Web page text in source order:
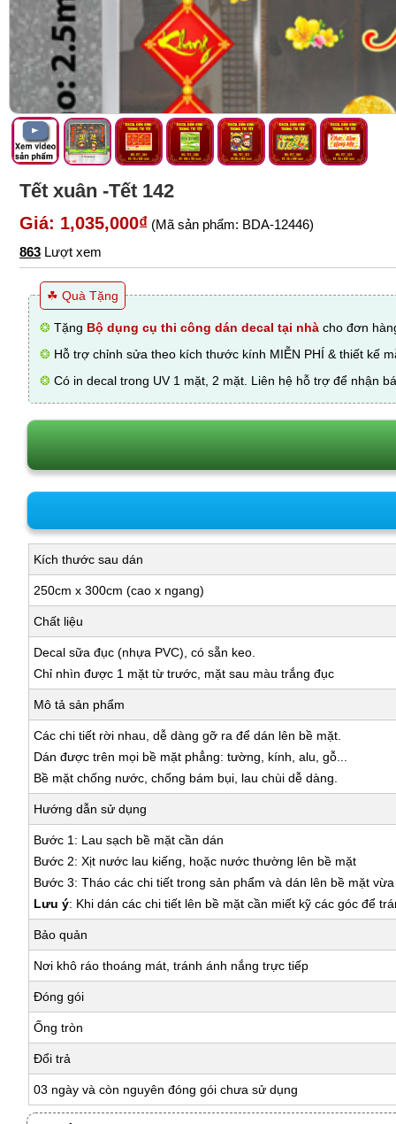
Tết xuân -Tết 142
Giá: 1,035,000₫ (Mã sản phẩm: BDA-12446)
863 Lượt xem
☘ Quà Tặng
❂ Tặng Bộ dụng cụ thi công dán decal tại nhà cho đơn
❂ Hỗ trợ chỉnh sửa theo kích thước kính MIỄN PHÍ & thiết kế
❂ Có in decal trong UV 1 mặt, 2 mặt. Liên hệ hỗ trợ để nhận
Kích thước sau dán
250cm x 300cm (cao x ngang)
Chất liệu
Decal sữa đục (nhựa PVC), có sẵn keo.
Chỉ nhìn được 1 mặt từ trước, mặt sau màu trắng đục
Mô tả sản phẩm
Các chi tiết rời nhau, dễ dàng gỡ ra để dán lên bề mặt.
Dán được trên mọi bề mặt phẳng: tường, kính, alu, gỗ...
Bề mặt chống nước, chống bám bụi, lau chùi dễ dàng.
Hướng dẫn sử dụng
Bước 1: Lau sạch bề mặt cần dán
Bước 2: Xịt nước lau kiếng, hoặc nước thường lên bề mặt
Bước 3: Tháo các chi tiết trong sản phẩm và dán lên bề mặt
Lưu ý: Khi dán các chi tiết lên bề mặt cần miết kỹ các góc để
Bảo quản
Nơi khô ráo thoáng mát, tránh ánh nắng trực tiếp
Đóng gói
Ống tròn
Đổi trả
03 ngày và còn nguyên đóng gói chưa sử dụng